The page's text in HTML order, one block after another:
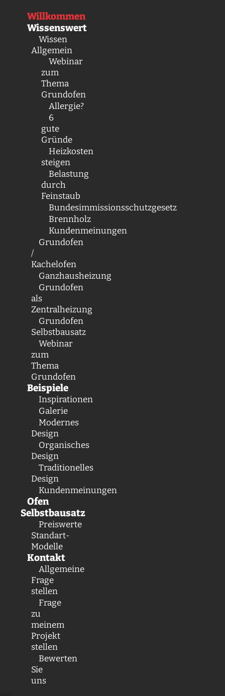
Willkommen
Wissenswert
Wissen
Allgemein
Webinar
zum
Thema
Grundofen
Allergie?
6
gute
Gründe
Heizkosten
steigen
Belastung
durch
Feinstaub
Bundesimmissionsschutzgesetz
Brennholz
Kundenmeinungen
Grundofen
/
Kachelofen
Ganzhausheizung
Grundofen
als
Zentralheizung
Grundofen
Selbstbausatz
Webinar
zum
Thema
Grundofen
Beispiele
Inspirationen
Galerie
Modernes
Design
Organisches
Design
Traditionelles
Design
Kundenmeinungen
Ofen
Selbstbausatz
Preiswerte
Standart-
Modelle
Kontakt
Allgemeine
Frage
stellen
Frage
zu
meinem
Projekt
stellen
Bewerten
Sie
uns